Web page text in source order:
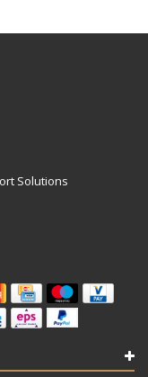
Solutions